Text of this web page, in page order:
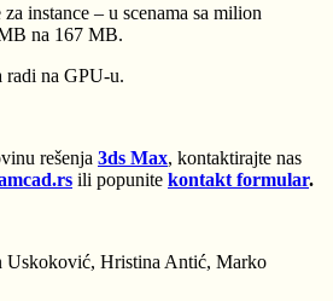
instance – u scenama sa milion
na 167 MB.
radi na GPU-u.
rešenja 3ds Max, kontaktirajte nas
ili popunite kontakt formular.
Uskoković, Hristina Antić, Marko